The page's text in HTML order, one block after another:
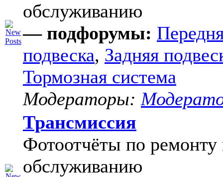
обслуживанию
— подфорумы:
подвеска, Задняя
Тормозная система
Модераторы:
Трансмиссия
Фотоотчёты по ремонту
обслуживанию